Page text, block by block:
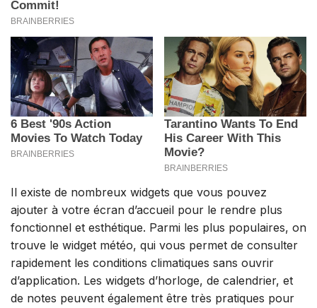
Il existe de nombreux widgets que vous pouvez
ajouter à votre écran d’accueil pour le rendre plus
fonctionnel et esthétique. Parmi les plus populaires, on
trouve le widget météo, qui vous permet de consulter
rapidement les conditions climatiques sans ouvrir
d’application. Les widgets d’horloge, de calendrier, et
de notes peuvent également être très pratiques pour